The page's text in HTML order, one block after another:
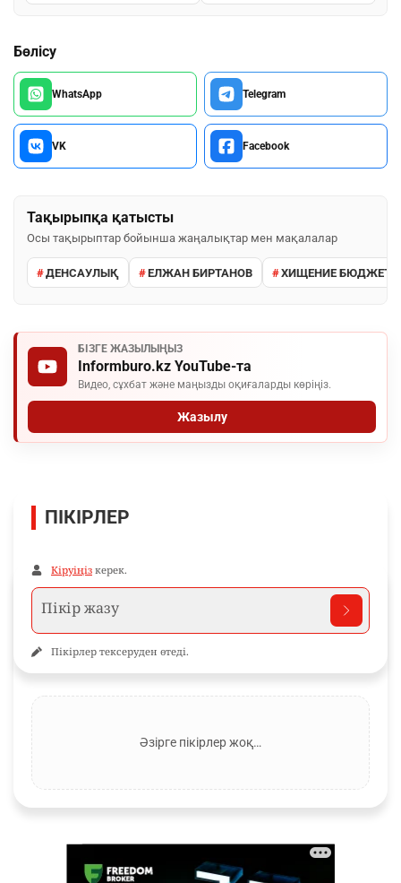
Бөлісу
WhatsApp Telegram
VK Facebook
Тақырыпқа қатысты
Осы тақырыптар бойынша жаңалықтар мен мақалалар
ДЕНСАУЛЫҚ ЕЛЖАН БИРТАНОВ ХИЩЕНИЕ
БІЗГЕ ЖАЗЫЛЫҢЫЗ
Informburo.kz YouTube-та
Видео, сұхбат және маңызды оқиғаларды көріңіз.
Жазылу
ПІКІРЛЕР
Кіруіңіз керек.
Пікірлер тексеруден өтеді.
Әзірге пікірлер жоқ…